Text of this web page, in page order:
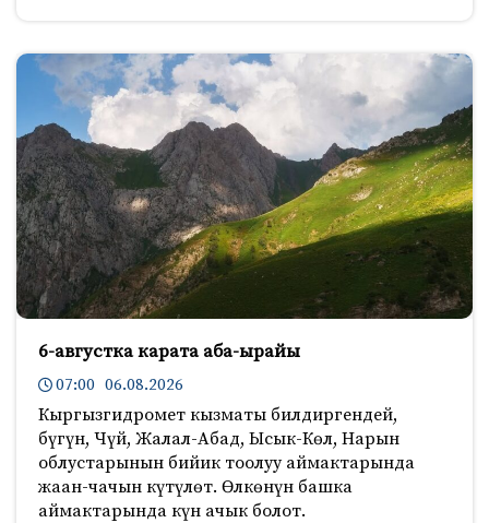
6-августка карата аба-ырайы
07:00 06.08.2026
Кыргызгидромет кызматы билдиргендей,
бүгүн, Чүй, Жалал-Абад, Ысык-Көл, Нарын
облустарынын бийик тоолуу аймактарында
жаан-чачын күтүлөт. Өлкөнүн башка
аймактарында күн ачык болот.